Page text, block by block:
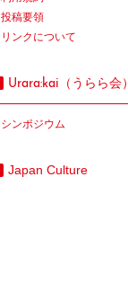
投稿要領
リンクについて
Urara:kai （うらら会）
シンポジウム
Japan Culture